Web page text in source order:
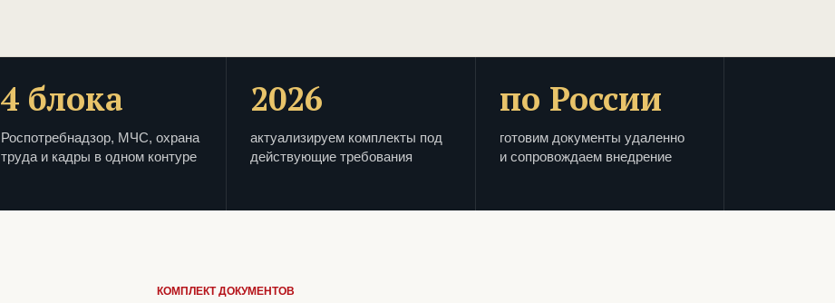
4 блока
Роспотребнадзор, МЧС, охрана
труда и кадры в одном контуре
2026
актуализируем комплекты под
действующие требования
по России
готовим документы удаленно
и сопровождаем внедрение
КОМПЛЕКТ ДОКУМЕНТОВ